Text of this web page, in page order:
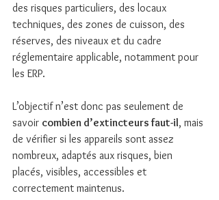
des risques particuliers, des locaux
techniques, des zones de cuisson, des
réserves, des niveaux et du cadre
réglementaire applicable, notamment pour
les ERP.
L’objectif n’est donc pas seulement de
savoir combien d’extincteurs faut-il, mais
de vérifier si les appareils sont assez
nombreux, adaptés aux risques, bien
placés, visibles, accessibles et
correctement maintenus.